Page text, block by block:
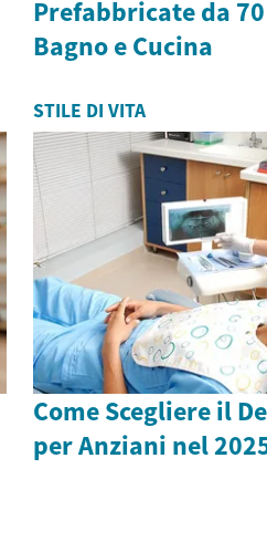
Prefabbricate da 70
Bagno e Cucina
STILE DI VITA
Come Scegliere il
per Anziani nel